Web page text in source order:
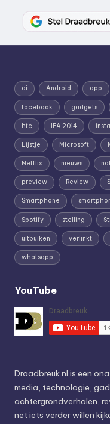
ai Android app
facebook gadgets
htc IFA 2014
Lijstje Microsoft
Netflix nieuws
preview Review
Smartphone
Spotify stelling
uitbuiken verlinkt
whatsapp
YouTube
Draadbreuk.nl is een
media, technologie,
achtergrondverhalen,
net iets verder willen